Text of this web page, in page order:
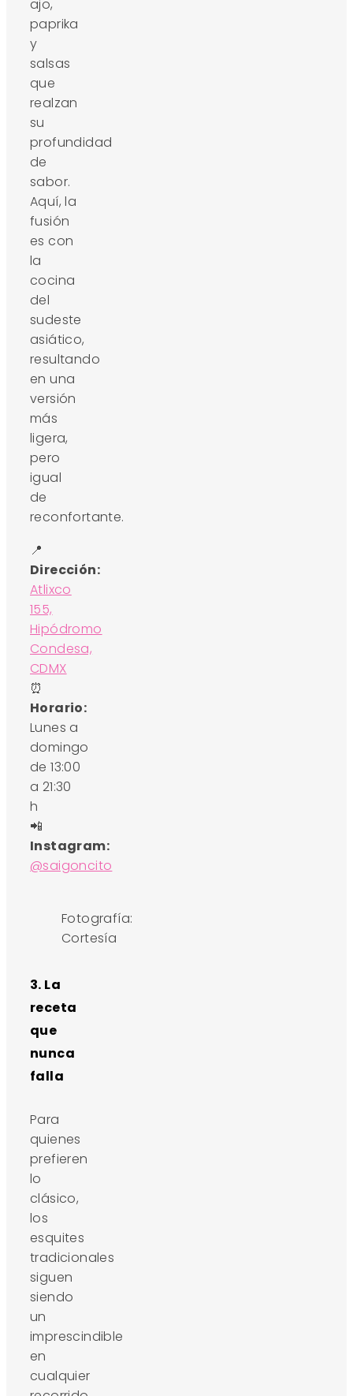
ajo,
paprika
y
salsas
que
realzan
su
profundidad
de
sabor.
Aquí, la
fusión
es con
la
cocina
del
sudeste
asiático,
resultando
en una
versión
más
ligera,
pero
igual
de
reconfortante.
📍
Dirección:
Atlixco
155,
Hipódromo
Condesa,
CDMX
⏰
Horario:
Lunes a
domingo
de 13:00
a 21:30
h
📲
Instagram:
@saigoncito
Fotografía:
Cortesía
3. La
receta
que
nunca
falla
Para
quienes
prefieren
lo
clásico,
los
esquites
tradicionales
siguen
siendo
un
imprescindible
en
cualquier